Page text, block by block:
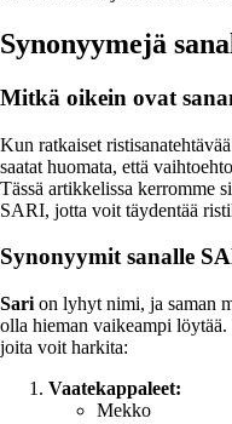
Synonyymejä
Mitkä oikein ovat
Kun ratkaiset
saatat huomata, että
Tässä artikkelissa kerromme
SARI, jotta voit täydentää
Synonyymit sanalle
Sari on lyhyt nimi, ja saman
olla hieman vaikeampi
joita voit harkita:
Vaatekappaleet:
Mekko